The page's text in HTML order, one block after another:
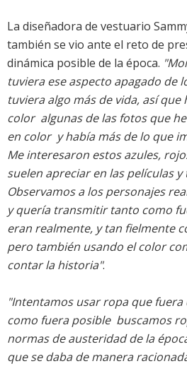
La diseñadora de vestuario
también se vio ante el reto de
dinámica posible de la época.
tuviera ese aspecto apagado de
tuviera algo más de vida, así
color  algunas de las fotos que
en color  y había más de lo que
Me interesaron estos azules,
suelen apreciar en las películas
Observamos a los personajes
y quería transmitir tanto como
eran realmente, y tan fielmente
pero también usando el color
contar la historia".
"Intentamos usar ropa que
como fuera posible  buscamos
normas de austeridad de la
que se daba de manera